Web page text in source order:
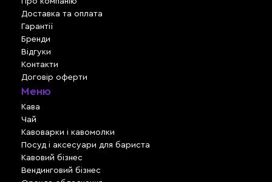
Доставка та оплата
Гарантії
Бренди
Відгуки
Контакти
Договір оферти
Меню
Кава
Чай
Кавоварки і кавомолки
Посуд і аксесуари для бариста
Кавовий бізнес
Вендинговий бізнес